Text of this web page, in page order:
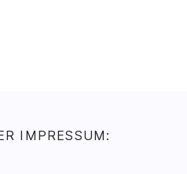
IMPRESSUM: